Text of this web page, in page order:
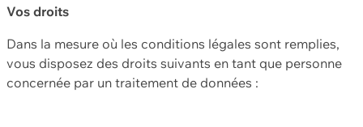
Vos droits
Dans la mesure où les conditions légales sont remplies,
vous disposez des droits suivants en tant que personne
concernée par un traitement de données :